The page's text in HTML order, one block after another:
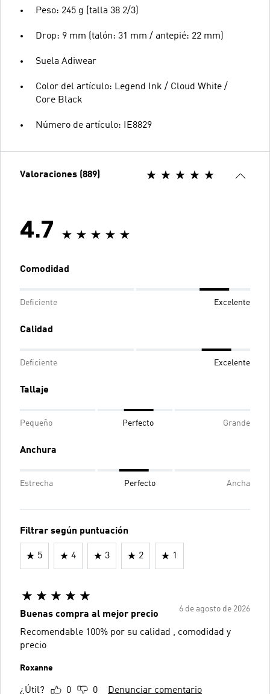
Peso: 245 g (talla 38 2/3)
Drop: 9 mm (talón: 31 mm / antepié: 22 mm)
Suela Adiwear
Color del artículo: Legend Ink / Cloud White /
Core Black
Número de artículo: IE8829
Valoraciones (889)
4.7
Comodidad
Deficiente Excelente
Calidad
Deficiente Excelente
Tallaje
Pequeño Perfecto Grande
Anchura
Estrecha Perfecto Ancha
Filtrar según puntuación
5 4 3 2 1
6 de agosto de 2026
Buenas compra al mejor precio
Recomendable 100% por su calidad , comodidad y
precio
Roxanne
¿Útil? 0 0 Denunciar comentario